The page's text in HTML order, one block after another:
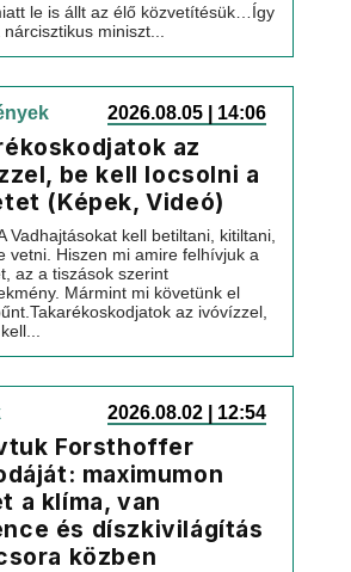
le is állt az élő közvetítésük…Így
miniszt...
2026.08.05 | 14:06
az
be kell locsolni a
(Képek, Videó)
Vadhajtásokat kell betiltani, kitiltani,
vetni. Hiszen mi amire felhívjuk a
az a tiszások szerint
Mármint mi követünk el
az ivóvízzel,
2026.08.02 | 12:54
Forsthoffer
maximumon
a klíma, van
és díszkivilágítás
közben